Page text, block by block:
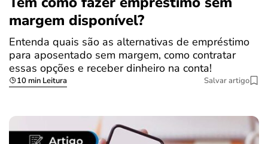
margem disponível?
Entenda quais são as alternativas de empréstimo
para aposentado sem margem, como contratar
essas opções e receber dinheiro na conta!
10 min Leitura Salvar artigo